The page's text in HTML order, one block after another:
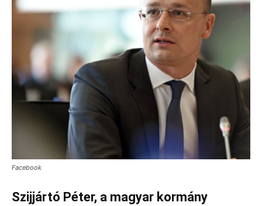
Facebook
Szijjártó Péter, a magyar kormány